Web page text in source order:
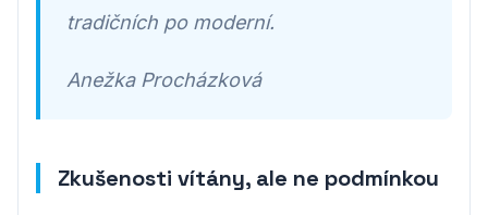
tradičních po moderní.
Anežka Procházková
Zkušenosti vítány, ale ne podmínkou